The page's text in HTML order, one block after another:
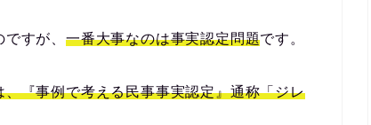
すが、 一番大事なのは事実認定問題です。
『事例で考える民事事実認定』通称「ジレ